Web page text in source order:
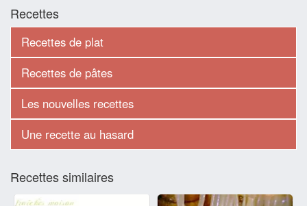
Recettes
Recettes de plat
Recettes de pâtes
Les nouvelles recettes
Une recette au hasard
Recettes similaires